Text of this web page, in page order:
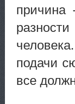
причина
подачи
все